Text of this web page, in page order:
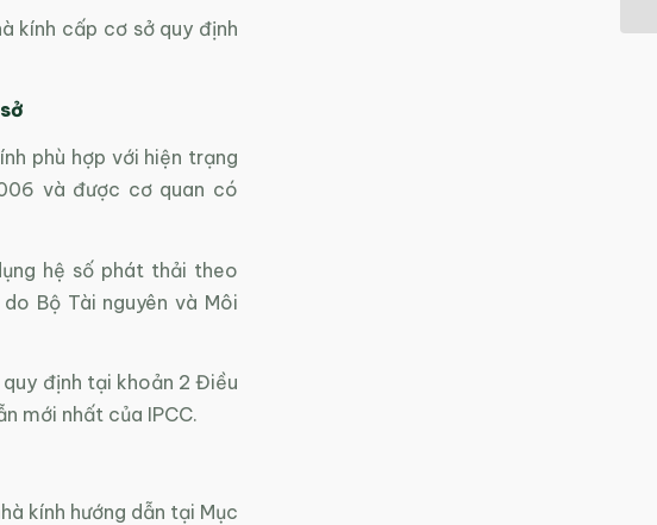
kính cấp cơ sở quy định
phù hợp với hiện trạng
và được cơ quan có
hệ số phát thải theo
Bộ Tài nguyên và Môi
định tại khoản 2 Điều
mới nhất của IPCC.
kính hướng dẫn tại Mục